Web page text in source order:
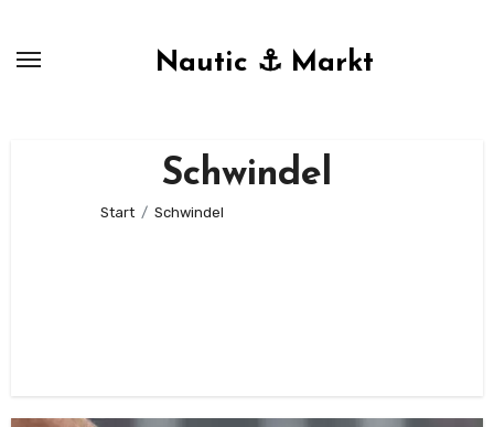
Nautic ⚓ Markt
Schwindel
Start Schwindel